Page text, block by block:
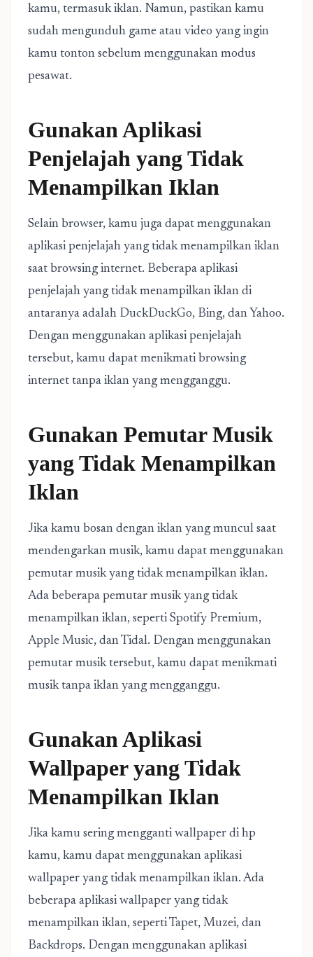
kamu, termasuk iklan. Namun, pastikan kamu
sudah mengunduh game atau video yang ingin
kamu tonton sebelum menggunakan modus
pesawat.
Gunakan Aplikasi
Penjelajah yang Tidak
Menampilkan Iklan
Selain browser, kamu juga dapat menggunakan
aplikasi penjelajah yang tidak menampilkan iklan
saat browsing internet. Beberapa aplikasi
penjelajah yang tidak menampilkan iklan di
antaranya adalah DuckDuckGo, Bing, dan Yahoo.
Dengan menggunakan aplikasi penjelajah
tersebut, kamu dapat menikmati browsing
internet tanpa iklan yang mengganggu.
Gunakan Pemutar Musik
yang Tidak Menampilkan
Iklan
Jika kamu bosan dengan iklan yang muncul saat
mendengarkan musik, kamu dapat menggunakan
pemutar musik yang tidak menampilkan iklan.
Ada beberapa pemutar musik yang tidak
menampilkan iklan, seperti Spotify Premium,
Apple Music, dan Tidal. Dengan menggunakan
pemutar musik tersebut, kamu dapat menikmati
musik tanpa iklan yang mengganggu.
Gunakan Aplikasi
Wallpaper yang Tidak
Menampilkan Iklan
Jika kamu sering mengganti wallpaper di hp
kamu, kamu dapat menggunakan aplikasi
wallpaper yang tidak menampilkan iklan. Ada
beberapa aplikasi wallpaper yang tidak
menampilkan iklan, seperti Tapet, Muzei, dan
Backdrops. Dengan menggunakan aplikasi